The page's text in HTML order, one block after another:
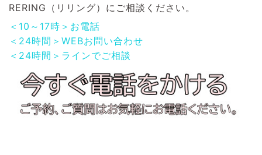
RERING（リリング）にご相談ください。
＜10～17時＞お電話
＜24時間＞WEBお問い合わせ
＜24時間＞ラインでご相談